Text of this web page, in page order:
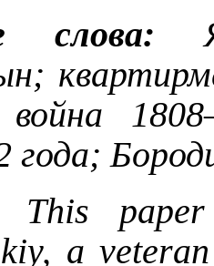
слова:
война
года;
This
a